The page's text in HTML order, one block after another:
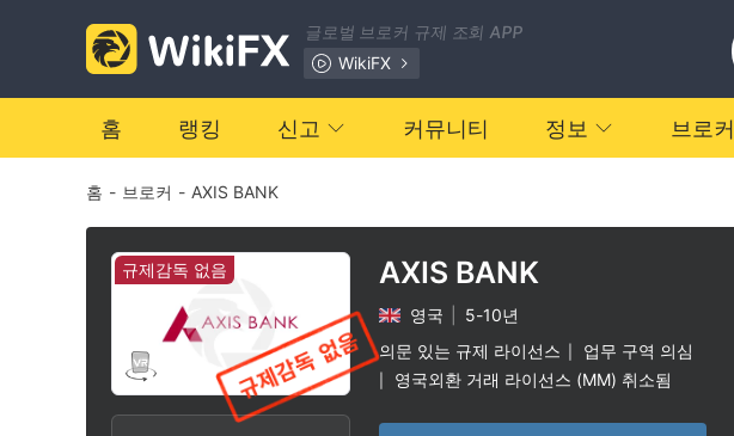
글로벌 브로커 규제 조회 APP
WikiFX
홈 랭킹 신고 커뮤니티 정보 브로커
홈 - 브로커 - AXIS BANK
규제감독 없음
0
1
2
3
4
0
1
3
AXIS BANK
영국
5-10년
의문 있는 규제 라이선스
업무 구역 의심
영국외환 거래 라이선스 (MM) 취소됨